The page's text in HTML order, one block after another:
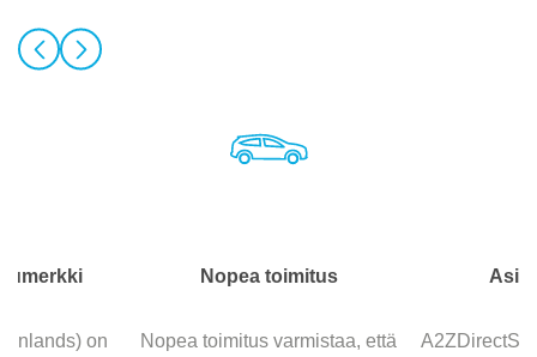
on
Nopea toimitus
Nopea toimitus varmistaa, että